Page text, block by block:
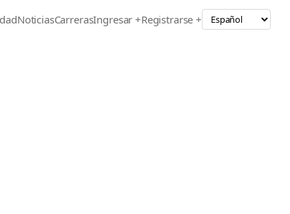
NoticiasCarrerasIngresar +Registrarse +